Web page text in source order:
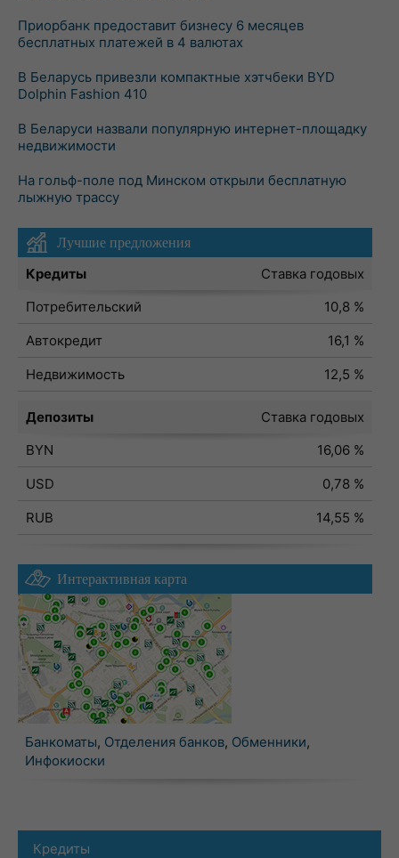
Приорбанк предоставит бизнесу 6 месяцев
бесплатных платежей в 4 валютах
В Беларусь привезли компактные хэтчбеки BYD
Dolphin Fashion 410
В Беларуси назвали популярную интернет-площадку
недвижимости
На гольф-поле под Минском открыли бесплатную
лыжную трассу
Лучшие предложения
Кредиты
Ставка годовых
Потребительский
10,8 %
Автокредит
16,1 %
Недвижимость
12,5 %
Депозиты
Ставка годовых
BYN
16,06 %
USD
0,78 %
RUB
14,55 %
Интерактивная карта
Банкоматы, Отделения банков, Обменники,
Инфокиоски
Кредиты